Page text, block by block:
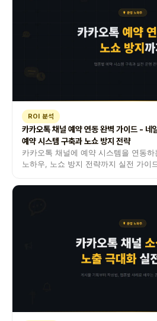
ROI 분석
카카오톡 채널 예약 연동 완벽 가이드 - 네
예약 시스템 구축과 노쇼 방지 전략
카카오톡 채널에 예약 시스템을 연동
노하우, 노쇼 방지 전략까지 실전 가이